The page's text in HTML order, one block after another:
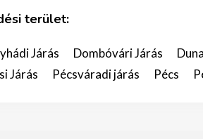
terület:
Járás Dombóvári Járás
Járás
Pécsváradi járás Pécs